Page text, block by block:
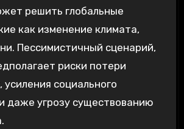
решить глобальные
как изменение климата,
Пессимистичный сценарий,
риски потери
усиления социального
даже угрозу существованию